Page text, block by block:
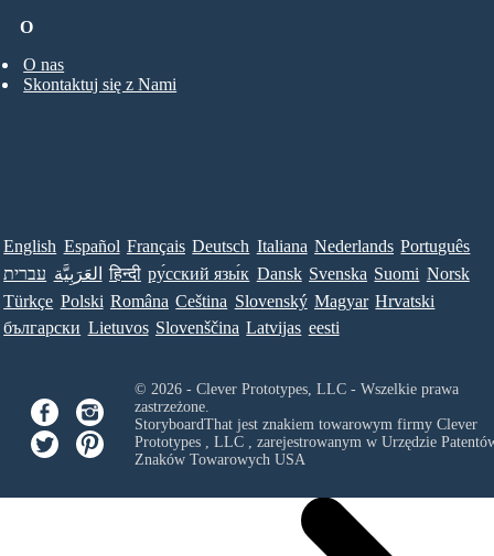
O
O nas
Skontaktuj się z Nami
English Español Français Deutsch Italiana Nederlands Português
עברית العَرَبِيَّة हिन्दी ру́сский язы́к Dansk Svenska Suomi Norsk
Türkçe Polski Româna Ceština Slovenský Magyar Hrvatski
български Lietuvos Slovenščina Latvijas eesti
© 2026 - Clever Prototypes, LLC - Wszelkie prawa
zastrzeżone.
StoryboardThat jest znakiem towarowym firmy Clever
Prototypes , LLC, zarejestrowanym w Urzędzie
Znaków Towarowych USA